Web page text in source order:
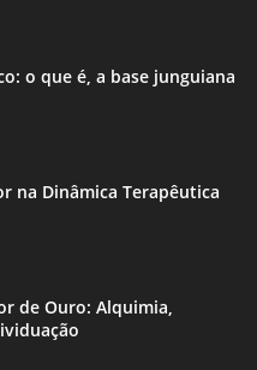
o que é, a base junguiana
na Dinâmica Terapêutica
de Ouro: Alquimia,